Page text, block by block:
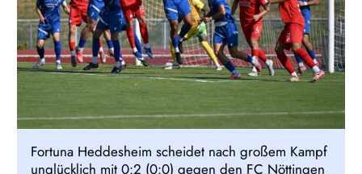
Fortuna Heddesheim scheidet nach großem Kampf
unglücklich mit 0:2 (0:0) gegen den FC Nöttingen